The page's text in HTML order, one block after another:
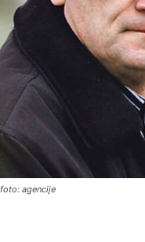
foto: agencije